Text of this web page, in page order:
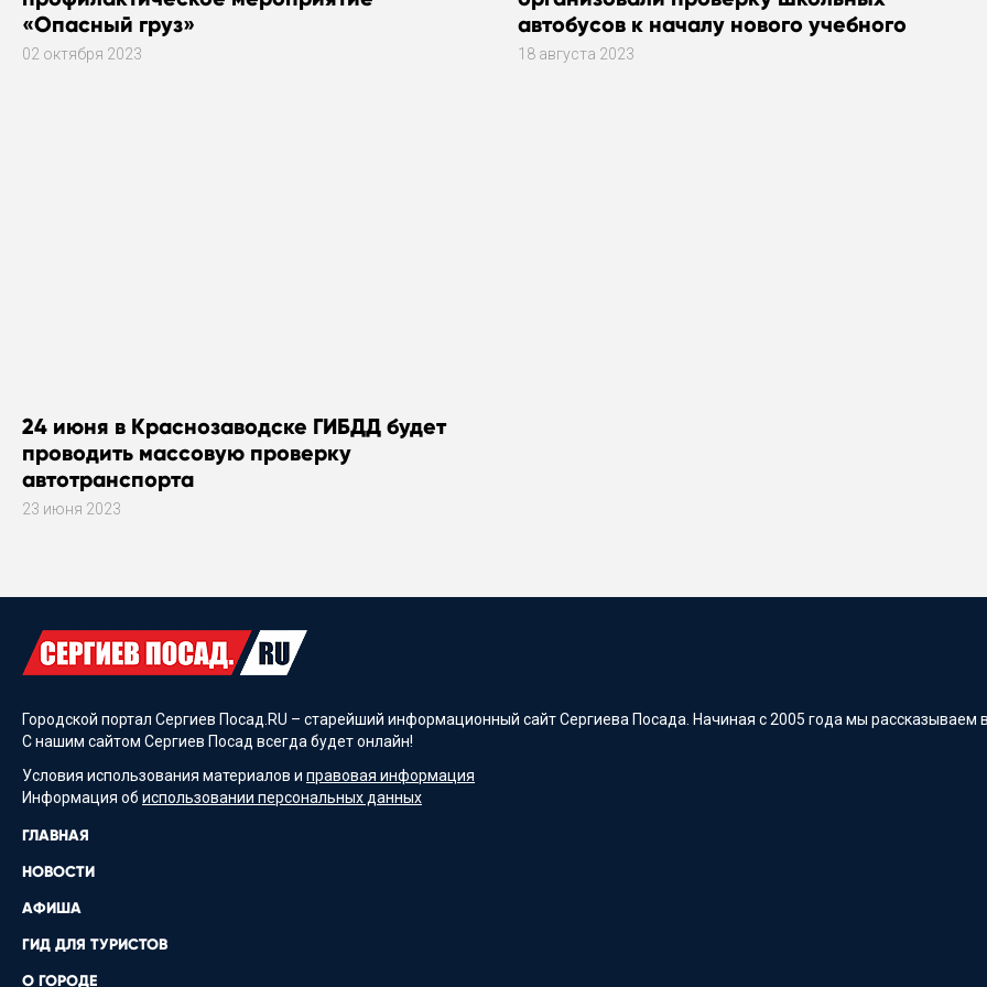
«Опасный груз»
02 октября 2023
автобусов к началу нового учебного
года!
18 августа 2023
24 июня в Краснозаводске ГИБДД будет
проводить массовую проверку
автотранспорта
23 июня 2023
Городской портал Сергиев Посад.RU – старейший информационный сайт Сергиева Посада. Начиная с 2005 года мы
С нашим сайтом Сергиев Посад всегда будет онлайн!
Условия использования материалов и правовая информация
Информация об использовании персональных данных
ГЛАВНАЯ
НОВОСТИ
АФИША
ГИД ДЛЯ ТУРИСТОВ
О ГОРОДЕ